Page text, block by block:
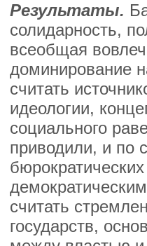
Результаты.
солидарность,
всеобщая
доминирование
считать
идеологии,
социального
приводили, и по
считать
государств,